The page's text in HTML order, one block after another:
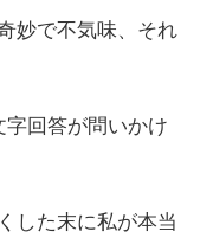
妙で不気味、それ
回答が問いかけ
した末に私が本当